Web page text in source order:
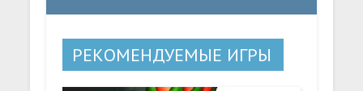
РЕКОМЕНДУЕМЫЕ ИГРЫ